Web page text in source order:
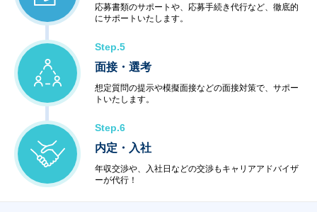
応募書類のサポートや、応募手続き代行など、徹底的
にサポートいたします。
Step.5
面接・選考
想定質問の提示や模擬面接などの面接対策で、サポー
トいたします。
Step.6
内定・入社
年収交渉や、入社日などの交渉もキャリアアドバイザ
ーが代行！